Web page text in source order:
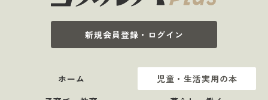
新規会員登録・ログイン
ホーム
児童・生活実用の本